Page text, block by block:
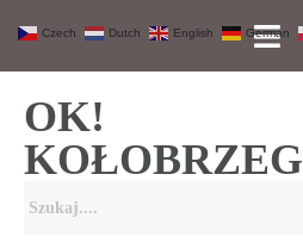
OK!
KOŁOBRZEG
Czech Dutch English German